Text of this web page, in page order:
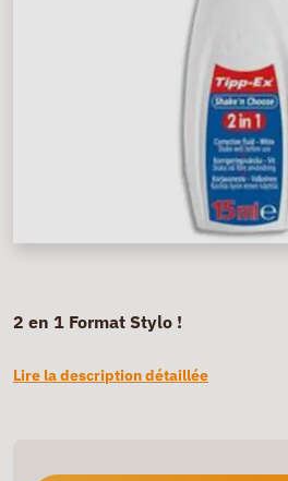
2 en 1 Format Stylo !
Lire la description détaillée